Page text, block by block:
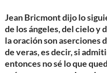
Jean Bricmont dijo lo
de los ángeles, del cielo y
la oración son aserciones
de veras, es decir, si
entonces no sé lo que